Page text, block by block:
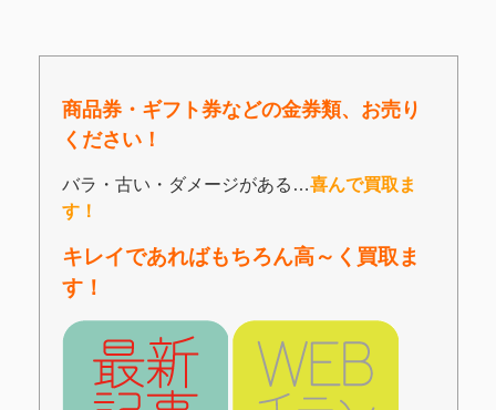
商品券・ギフト券などの金券類、お売り
ください！
バラ・古い・ダメージがある…喜んで買取ま
す！
キレイであればもちろん高～く買取ま
す！